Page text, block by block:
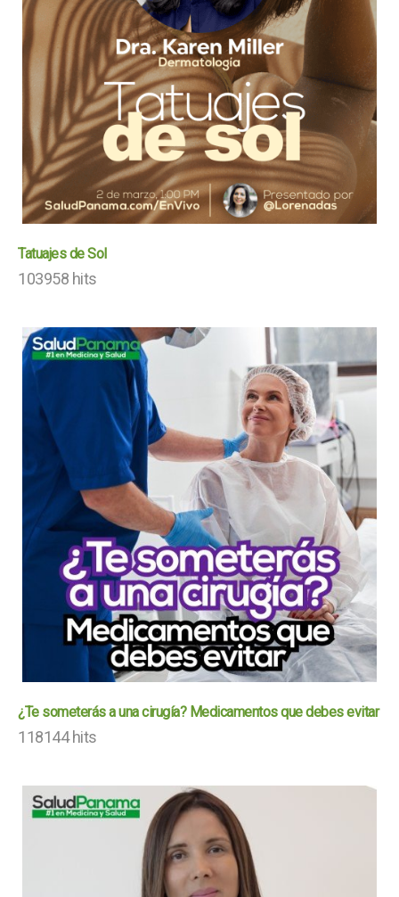
Tatuajes de Sol
103958 hits
¿Te someterás a una cirugía? Medicamentos que debes evitar
118144 hits